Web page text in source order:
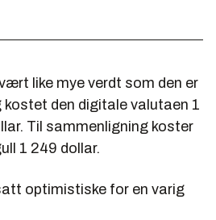
like mye verdt som den er
den digitale valutaen 1
Til sammenligning koster
1 249 dollar.
optimistiske for en varig